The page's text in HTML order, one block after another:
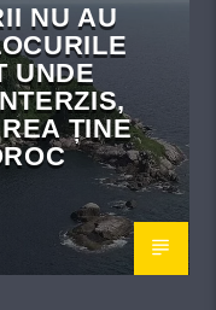
NU AU
UNDE
ȚINE